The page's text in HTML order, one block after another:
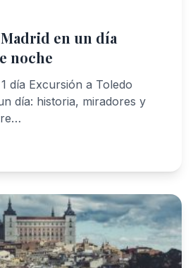
en un día
noche
día Excursión a Toledo
día: historia, miradores y